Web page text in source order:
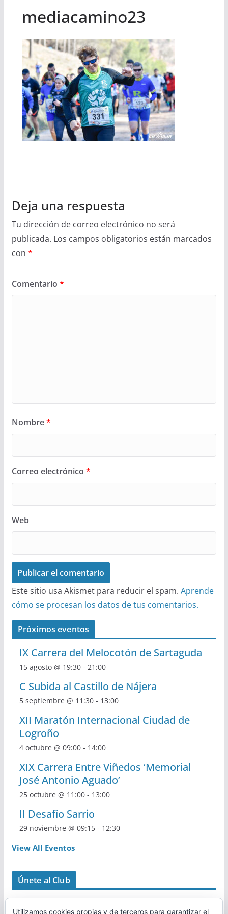
mediacamino23
Deja una respuesta
Tu dirección de correo electrónico no será
publicada. Los campos obligatorios están marcados
con *
Comentario *
Nombre*
Correo electrónico *
Web
Este sitio usa Akismet para reducir el spam. Aprende
cómo se procesan los datos de tus comentarios.
Próximos eventos
IX Carrera del Melocotón de Sartaguda
15 agosto @ 19:30- 21:00
C Subida al Castillo de Nájera
5 septiembre @ 11:30- 13:00
XII Maratón Internacional Ciudad de
Logroño
4 octubre @ 09:00- 14:00
XIX Carrera Entre Viñedos ‘Memorial
José Antonio Aguado’
25 octubre @ 11:00- 13:00
II Desafío Sarrio
29 noviembre @ 09:15- 12:30
View All Eventos
Únete al Club
Utilizamos cookies propias y de terceros para garantizar el